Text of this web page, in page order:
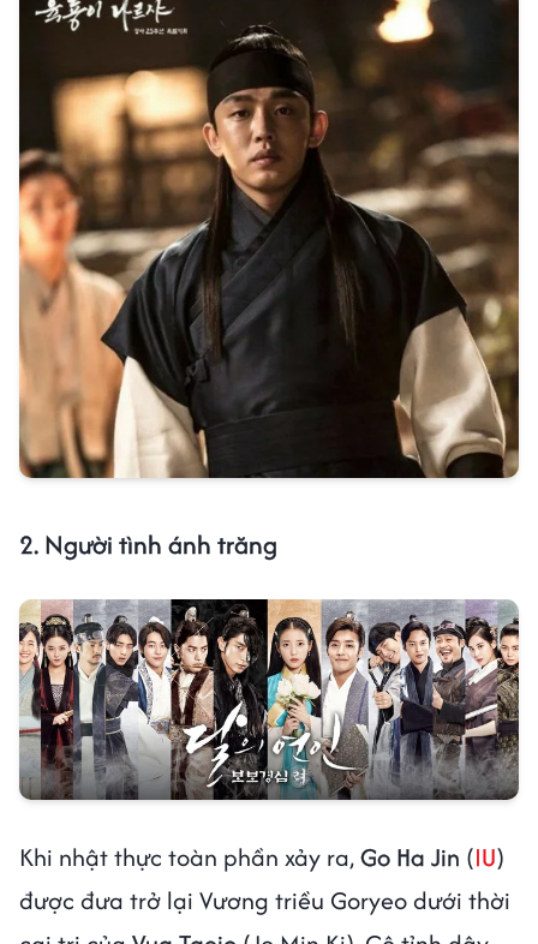
2. Người tình ánh trăng
Khi nhật thực toàn phần xảy ra,Go Ha Jin (IU)
được đưa trở lại Vương triều Goryeo dưới thời